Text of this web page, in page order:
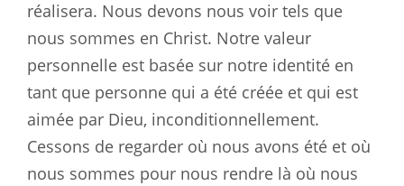
réalisera. Nous devons nous voir tels que
nous sommes en Christ. Notre valeur
personnelle est basée sur notre identité en
tant que personne qui a été créée et qui est
aimée par Dieu, inconditionnellement.
Cessons de regarder où nous avons été et où
nous sommes pour nous rendre là où nous